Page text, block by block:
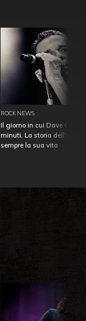
ROCK NEWS
Il giorno in cui Dave
minuti. La storia
sempre la sua vita